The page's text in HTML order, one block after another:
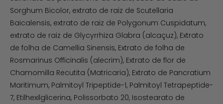
Sorghum Bicolor, extrato de raiz de Scutellaria
Baicalensis, extrato de raiz de Polygonum Cuspidatum,
extrato de raiz de Glycyrrhiza Glabra (alcaçuz), Extrato
de folha de Camellia Sinensis, Extrato de folha de
Rosmarinus Officinalis (alecrim), Extrato de flor de
Chamomilla Recutita (Matricaria), Extrato de Pancratium
Maritimum, Palmitoyl Tripeptide-1, Palmitoyl Tetrapeptide-
7, Etilhexilglicerina, Polissorbato 20, Isostearato de